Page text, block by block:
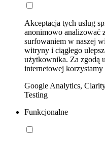
Akceptacja tych usług
anonimowo analizować
surfowaniem w naszej
witryny i ciągłego
użytkownika. Za zgodą
internetowej korzystamy
Google Analytics,
Testing
Funkcjonalne